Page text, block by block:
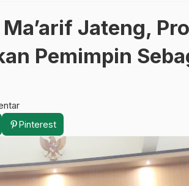
Jateng,
Pemimpin
Pinterest